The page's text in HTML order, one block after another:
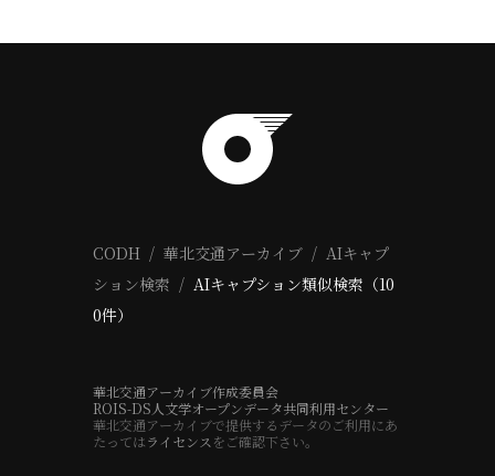
CODH 華北交通アーカイブ
AIキャプ
ション検索
AIキャプション類似検索（10
0件）
華北交通アーカイブ作成委員会
ROIS-DS人文学オープンデータ共同利用センター
華北交通アーカイブで提供するデータのご利用にあ
たってはライセンス をご確認下さい。